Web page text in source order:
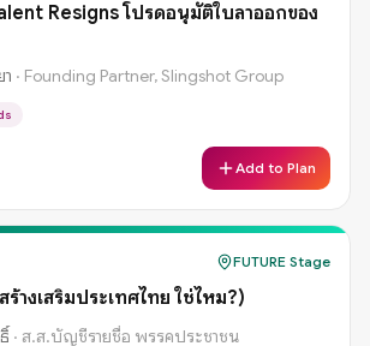
Resigns โปรดอนุมัติใบลาออกของ
· Founding Partner, Slingshot Group
Add to Plan
FUTURE Stage
ร้างเสริมประเทศไทย ใช่ไหม?)
· ส.ส.บัญชีรายชื่อ พรรคประชาชน